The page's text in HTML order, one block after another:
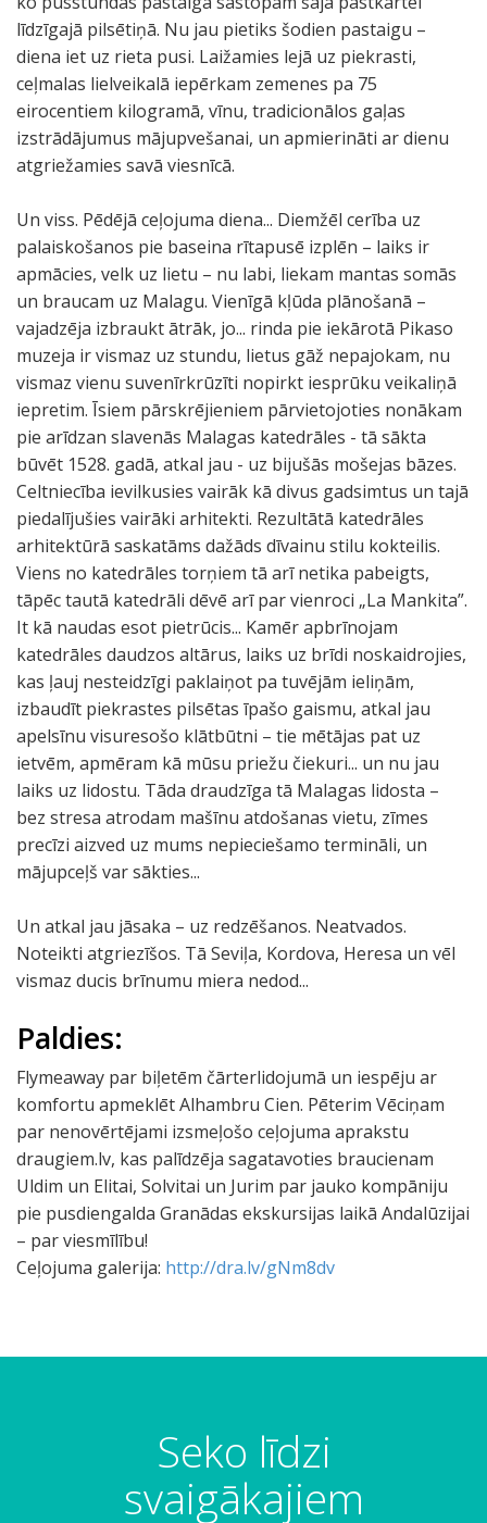
līdzīgajā pilsētiņā. Nu jau pietiks šodien pastaigu –
diena iet uz rieta pusi. Laižamies lejā uz piekrasti,
ceļmalas lielveikalā iepērkam zemenes pa 75
eirocentiem kilogramā, vīnu, tradicionālos gaļas
izstrādājumus mājupvešanai, un apmierināti ar dienu
atgriežamies savā viesnīcā.
Un viss. Pēdējā ceļojuma diena... Diemžēl cerība uz
palaiskošanos pie baseina rītapusē izplēn – laiks ir
apmācies, velk uz lietu – nu labi, liekam mantas somās
un braucam uz Malagu. Vienīgā kļūda plānošanā –
vajadzēja izbraukt ātrāk, jo... rinda pie iekārotā Pikaso
muzeja ir vismaz uz stundu, lietus gāž nepajokam, nu
vismaz vienu suvenīrkrūzīti nopirkt iesprūku veikaliņā
iepretim. Īsiem pārskrējieniem pārvietojoties nonākam
pie arīdzan slavenās Malagas katedrāles - tā sākta
būvēt 1528. gadā, atkal jau - uz bijušās mošejas bāzes.
Celtniecība ievilkusies vairāk kā divus gadsimtus un tajā
piedalījušies vairāki arhitekti. Rezultātā katedrāles
arhitektūrā saskatāms dažāds dīvainu stilu kokteilis.
Viens no katedrāles torņiem tā arī netika pabeigts,
tāpēc tautā katedrāli dēvē arī par vienroci „La Mankita”.
It kā naudas esot pietrūcis... Kamēr apbrīnojam
katedrāles daudzos altārus, laiks uz brīdi noskaidrojies,
kas ļauj nesteidzīgi paklaiņot pa tuvējām ieliņām,
izbaudīt piekrastes pilsētas īpašo gaismu, atkal jau
apelsīnu visuresošo klātbūtni – tie mētājas pat uz
ietvēm, apmēram kā mūsu priežu čiekuri... un nu jau
laiks uz lidostu. Tāda draudzīga tā Malagas lidosta –
bez stresa atrodam mašīnu atdošanas vietu, zīmes
precīzi aizved uz mums nepieciešamo termināli, un
mājupceļš var sākties...
Un atkal jau jāsaka – uz redzēšanos. Neatvados.
Noteikti atgriezīšos. Tā Seviļa, Kordova, Heresa un vēl
vismaz ducis brīnumu miera nedod...
Paldies:
Flymeaway par biļetēm čārterlidojumā un iespēju ar
komfortu apmeklēt Alhambru Cien. Pēterim Vēciņam
par nenovērtējami izsmeļošo ceļojuma aprakstu
draugiem.lv, kas palīdzēja sagatavoties braucienam
Uldim un Elitai, Solvitai un Jurim par jauko kompāniju
pie pusdiengalda Granādas ekskursijas laikā Andalūzijai
– par viesmīlību!
Ceļojuma galerija: http://dra.lv/gNm8dv
Seko līdzi
svaigākajiem